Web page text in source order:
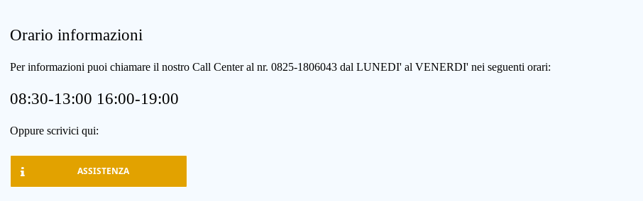
Orario informazioni
Per informazioni puoi chiamare il nostro Call Center al nr. 0825-1806043 dal LUNEDI' al VENERDI' nei seguenti orari:
08:30-13:00 16:00-19:00
Oppure scrivici qui:
ASSISTENZA